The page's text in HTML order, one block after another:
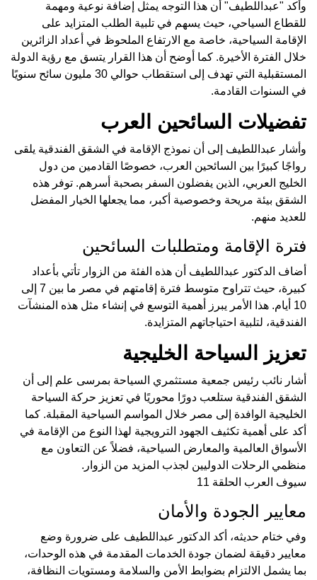
وأكد "عبداللطيف" أن هذا التوجه يمثل إضافة نوعية ومهمة
للقطاع السياحي، حيث يسهم في تلبية الطلب المتزايد على
الإقامة السياحية، خاصة مع الارتفاع الملحوظ في أعداد الزائرين
خلال الفترة الأخيرة. كما أوضح أن هذا القرار يتسق مع رؤية الدولة
المستقبلية التي تهدف إلى استقطاب حوالي 30 مليون سائح سنويًا
في السنوات القادمة.
تفضيلات السائحين العرب
وأشار عبداللطيف إلى أن نموذج الإقامة في الشقق الفندقية يلقى
رواجًا كبيرًا بين السائحين العرب، خصوصًا القادمين من دول
الخليج العربي، الذين يفضلون السفر بصحبة أسرهم. توفر هذه
الشقق بيئة مريحة وخصوصية أكبر، مما يجعلها الخيار المفضل
للعديد منهم.
فترة الإقامة ومتطلبات السائحين
أضاف الدكتور عبداللطيف أن هذه الفئة من الزوار تأتي بأعداد
كبيرة، حيث تتراوح متوسط فترة إقامتهم في مصر ما بين 7 إلى
10 أيام. هذا الأمر يبرز أهمية التوسع في إنشاء مثل هذه المنشآت
الفندقية، لتلبية احتياجاتهم المتزايدة.
تعزيز السياحة الخليجية
أشار نائب رئيس جمعية مستثمري السياحة بمرسى علم إلى أن
الشقق الفندقية ستلعب دورًا محوريًا في تعزيز حركة السياحة
الخليجية الوافدة إلى مصر خلال المواسم السياحية المقبلة. كما
أكد على أهمية تكثيف الجهود الترويجية لهذا النوع من الإقامة في
الأسواق العالمية والمعارض السياحية، فضلاً عن التعاون مع
منظمي الرحلات الدوليين لجذب المزيد من الزوار.
سيوف العرب الحلقة 11
معايير الجودة والأمان
وفي ختام حديثه، أكد الدكتور عبداللطيف على ضرورة وضع
معايير دقيقة لضمان جودة الخدمات المقدمة في هذه الوحدات،
بما يشمل الالتزام بضوابط الأمن والسلامة ومستويات النظافة،